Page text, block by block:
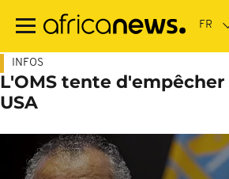
contenu
INFOS
L'OMS tente
USA